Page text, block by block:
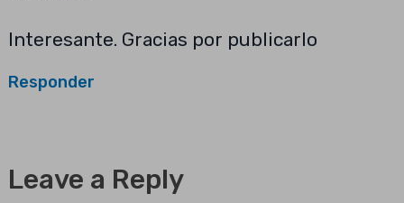
Interesante. Gracias por publicarlo
Responder
Leave a Reply